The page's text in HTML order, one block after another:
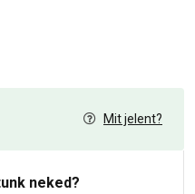
Mit jelent?
neked?